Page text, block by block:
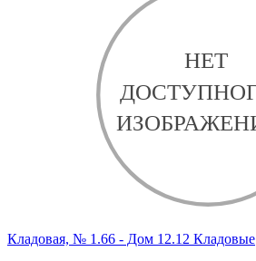
Кладовая, № 1.66 - Дом 12.12 Кладовые